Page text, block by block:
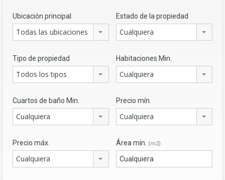
Ubicación principal
Todas las ubicaciones
Estado de la propiedad
Cualquiera
Tipo de propiedad
Todos los tipos
Habitaciones Min.
Cualquiera
Cuartos de baño Min.
Cualquiera
Precio mín.
Cualquiera
Precio máx.
Cualquiera
Área mín. (m2)